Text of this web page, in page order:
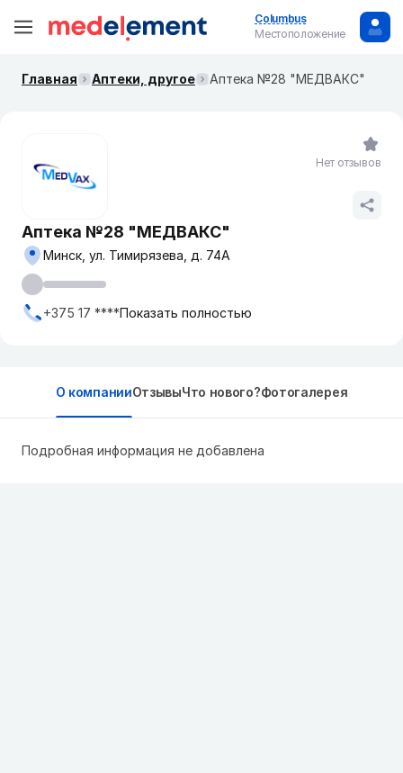
Columbus
Местоположение
Главная Аптеки, другое Аптека №28 "МЕДВАКС"
Аптека №28 "МЕДВАКС"
Минск, ул. Тимирязева, д. 74А
+375 17 ****Показать полностью
Нет отзывов
О компанииОтзывыЧто нового?Фотогалерея
Подробная информация не добавлена